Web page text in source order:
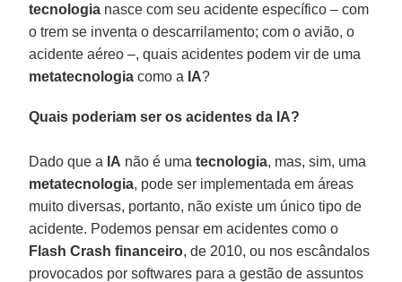
tecnologia nasce com seu acidente específico – com
o trem se inventa o descarrilamento; com o avião, o
acidente aéreo –, quais acidentes podem vir de uma
metatecnologia como a IA?
Quais poderiam ser os acidentes da IA?
Dado que a IA não é umatecnologia, mas, sim, uma
metatecnologia, pode ser implementada em áreas
muito diversas, portanto, não existe um único tipo de
acidente. Podemos pensar em acidentes como o
Flash Crash financeiro, de 2010, ou nos escândalos
provocados por softwares para a gestão de assuntos